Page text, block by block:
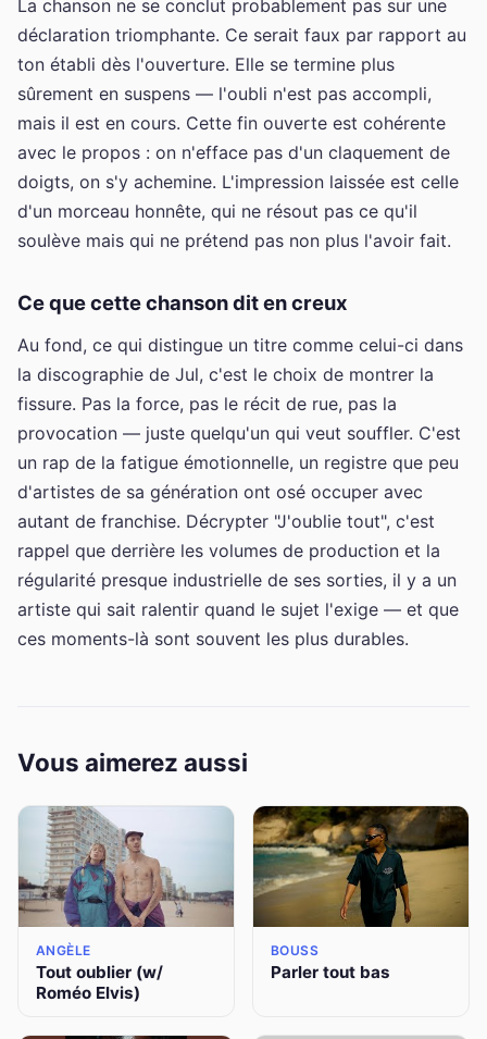
La chanson ne se conclut probablement pas sur une
déclaration triomphante. Ce serait faux par rapport au
ton établi dès l'ouverture. Elle se termine plus
sûrement en suspens — l'oubli n'est pas accompli,
mais il est en cours. Cette fin ouverte est cohérente
avec le propos : on n'efface pas d'un claquement de
doigts, on s'y achemine. L'impression laissée est celle
d'un morceau honnête, qui ne résout pas ce qu'il
soulève mais qui ne prétend pas non plus l'avoir fait.
Ce que cette chanson dit en creux
Au fond, ce qui distingue un titre comme celui-ci dans
la discographie de Jul, c'est le choix de montrer la
fissure. Pas la force, pas le récit de rue, pas la
provocation — juste quelqu'un qui veut souffler. C'est
un rap de la fatigue émotionnelle, un registre que peu
d'artistes de sa génération ont osé occuper avec
autant de franchise. Décrypter "J'oublie tout", c'est
rappel que derrière les volumes de production et la
régularité presque industrielle de ses sorties, il y a un
artiste qui sait ralentir quand le sujet l'exige — et que
ces moments-là sont souvent les plus durables.
Vous aimerez aussi
ANGÈLE
Tout oublier (w/
Roméo Elvis)
BOUSS
Parler tout bas